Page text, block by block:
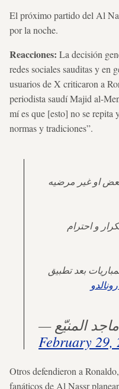
El próximo partido del Al
por la noche.
Reacciones: La decisión
redes sociales sauditas y en
usuarios de X criticaron a
periodista saudí Majid al-
mí es que [esto] no se repita
normas y tradiciones”.
او غير مرضيه
و احترام
بعد تطبيق
February 29,
Otros defendieron a
fanáticos de Al Nassr